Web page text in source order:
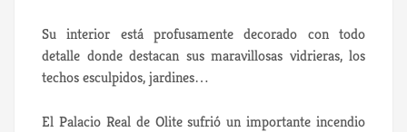
Su interior está profusamente decorado con todo
detalle donde destacan sus maravillosas vidrieras, los
techos esculpidos, jardines…
El Palacio Real de Olite sufrió un importante incendio